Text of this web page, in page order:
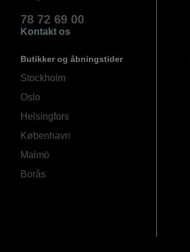
78 72 69 00
Kontakt os
Butikker og åbningstider
Stockholm
Oslo
Helsingfors
København
Malmö
Borås